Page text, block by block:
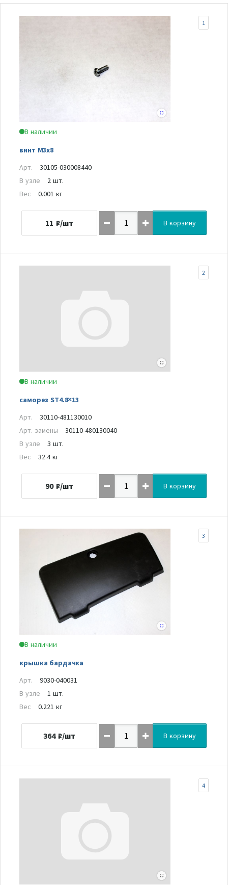
В наличии
винт M3x8
1
Арт.
30105-030008440
В узле
2 шт.
Вес
0.001 кг
11 ₽/шт В корзину
В наличии
саморез ST4.8×13
2
Арт.
30110-481130010
Арт. замены
30110-480130040
В узле
3 шт.
Вес
32.4 кг
90 ₽/шт В корзину
В наличии
крышка бардачка
3
Арт.
9030-040031
В узле
1 шт.
Вес
0.221 кг
364 ₽/шт В корзину
4